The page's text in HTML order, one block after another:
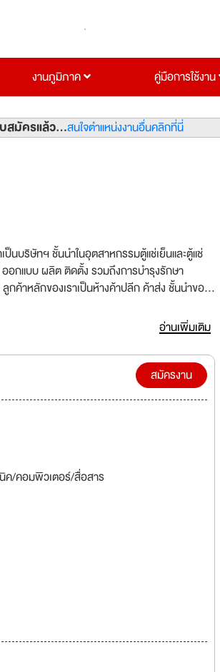
งานภูมิภาค คู่มือการใช้งาน
สมัครแล้ว...สนใจตำแหน่งงานอื่นคลิกที่นี่
นบริษัทฯ ชั้นนำในอุตสาหกรรมตู้แช่เย็นและตู้แช่
อกแบบ ผลิต ติดตั้ง รวมถึงการบำรุงรักษา
ค้าหลักของเราเป็นห้างค้าปลีก ค้าส่ง ชั้นนำของ
พื่อสร้างความแข็งแกร่งให้กับธุรกิจของเราอ่านเพิ่มเติม
สมัครงาน
ค/คอมพิวเตอร์/สื่อสาร